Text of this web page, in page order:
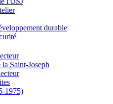
durable
Saint-Joseph
1975)